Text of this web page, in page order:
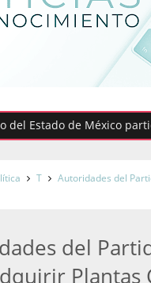
de México participa
T
Autoridades del
del
Plantas